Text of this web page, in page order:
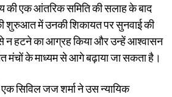
की एक आंतरिक समिति की सलाह के बाद
शुरुआत में उनकी शिकायत पर सुनवाई की
न हटने का आग्रह किया और उन्हें आश्वासन
मंचों के माध्यम से आगे बढ़ाया जा सकता है।
सिविल जज शर्मा ने उस न्यायिक